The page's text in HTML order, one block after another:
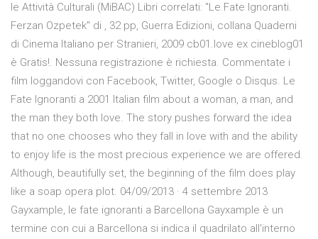
le Attività Culturali (MiBAC) Libri correlati: "Le Fate Ignoranti.
Ferzan Ozpetek" di , 32 pp, Guerra Edizioni, collana Quaderni
di Cinema Italiano per Stranieri, 2009 cb01.love ex cineblog01
è Gratis!. Nessuna registrazione è richiesta. Commentate i
film loggandovi con Facebook, Twitter, Google o Disqus. Le
Fate Ignoranti a 2001 Italian film about a woman, a man, and
the man they both love. The story pushes forward the idea
that no one chooses who they fall in love with and the ability
to enjoy life is the most precious experience we are offered.
Although, beautifully set, the beginning of the film does play
like a soap opera plot. 04/09/2013 · 4 settembre 2013
Gayxample, le fate ignoranti a Barcellona Gayxample è un
termine con cui a Barcellona si indica il quadrilato all'interno